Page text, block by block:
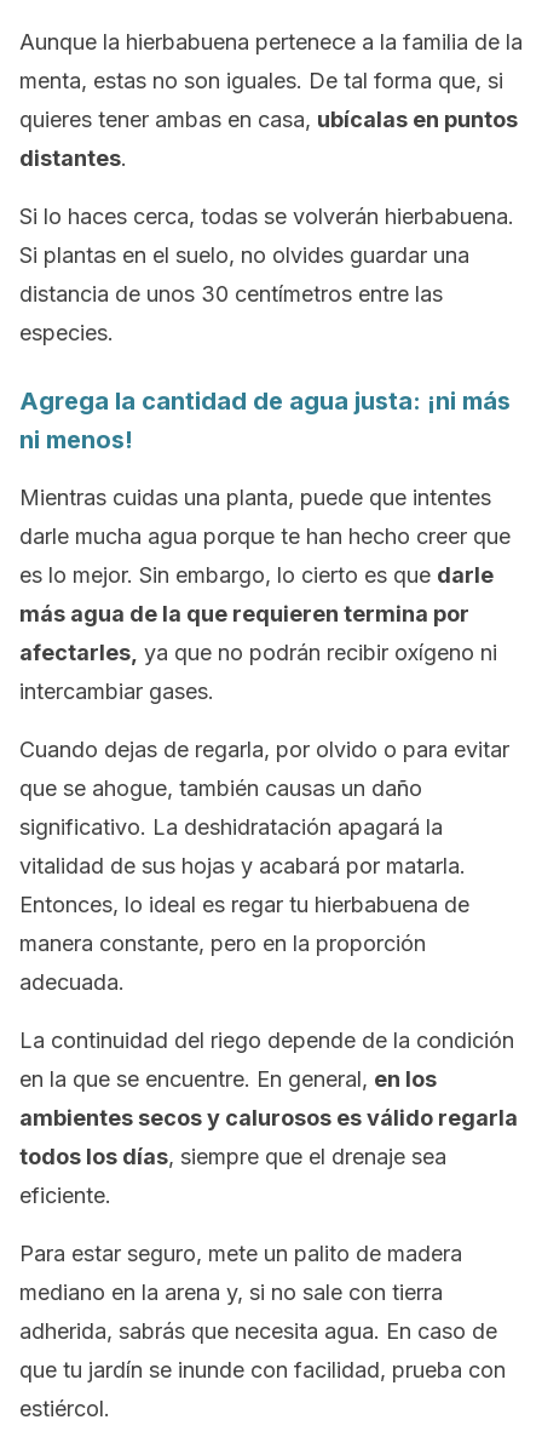
Aunque la hierbabuena pertenece a la familia de la
menta, estas no son iguales. De tal forma que, si
quieres tener ambas en casa, ubícalas en puntos
distantes.
Si lo haces cerca, todas se volverán hierbabuena.
Si plantas en el suelo, no olvides guardar una
distancia de unos 30 centímetros entre las
especies.
Agrega la cantidad de agua justa: ¡ni más
ni menos!
Mientras cuidas una planta, puede que intentes
darle mucha agua porque te han hecho creer que
es lo mejor. Sin embargo, lo cierto es que darle
más agua de la que requieren termina por
afectarles, ya que no podrán recibir oxígeno ni
intercambiar gases.
Cuando dejas de regarla, por olvido o para evitar
que se ahogue, también causas un daño
significativo. La deshidratación apagará la
vitalidad de sus hojas y acabará por matarla.
Entonces, lo ideal es regar tu hierbabuena de
manera constante, pero en la proporción
adecuada.
La continuidad del riego depende de la condición
en la que se encuentre. En general, en los
ambientes secos y calurosos es válido regarla
todos los días, siempre que el drenaje sea
eficiente.
Para estar seguro, mete un palito de madera
mediano en la arena y, si no sale con tierra
adherida, sabrás que necesita agua. En caso de
que tu jardín se inunde con facilidad, prueba con
estiércol.